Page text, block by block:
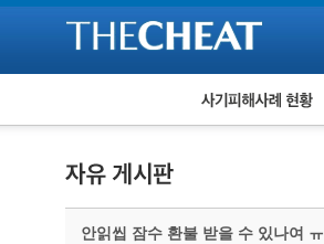
피해사례 현황
보이스피싱 피해사례
안읽씹 잠수 환불 받을 수 있나여 ㅠ